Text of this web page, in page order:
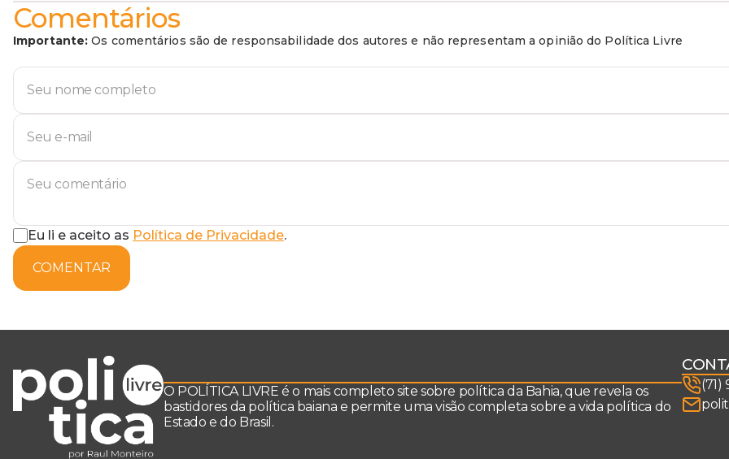
Comentários
Importante: Os comentários são de responsabilidade dos autores e não representam a opinião do Política Livre
Eu li e aceito as Política de Privacidade.
COMENTAR
O POLÍTICA LIVRE é o mais completo site sobre política da Bahia, que revela os
bastidores da política baiana e permite uma visão completa sobre a vida política do
Estado e do Brasil.
(71)